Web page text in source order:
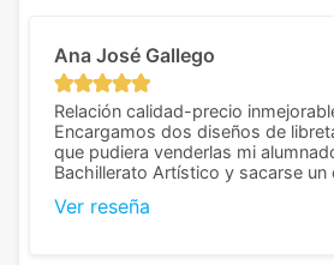
Ana José Gallego
Relación calidad-precio
Encargamos dos diseños de
que pudiera venderlas mi
Bachillerato Artístico y sacarse un
diferencia, con libretas de muy
Ver reseña